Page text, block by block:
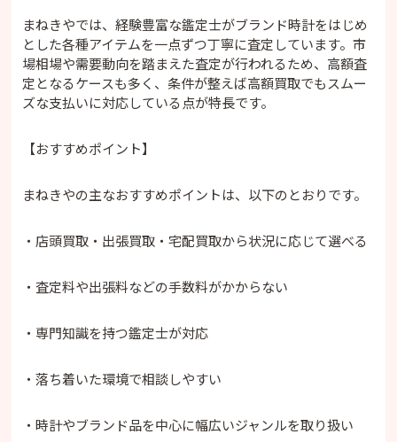
まねきやでは、経験豊富な鑑定士がブランド時計をはじめ
とした各種アイテムを一点ずつ丁寧に査定しています。市
場相場や需要動向を踏まえた査定が行われるため、高額査
定となるケースも多く、条件が整えば高額買取でもスムー
ズな支払いに対応している点が特長です。
【おすすめポイント】
まねきやの主なおすすめポイントは、以下のとおりです。
・店頭買取・出張買取・宅配買取から状況に応じて選べる
・査定料や出張料などの手数料がかからない
・専門知識を持つ鑑定士が対応
・落ち着いた環境で相談しやすい
・時計やブランド品を中心に幅広いジャンルを取り扱い